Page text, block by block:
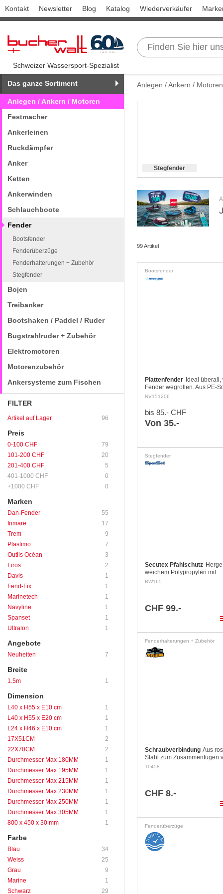
Kontakt Newsletter Blog Katalog Wiederverkäufer
Schweizer Wassersport-Spezialist
Das ganze Sortiment
Anlegen / Ankern / Motoren
Festmacher
Ankerleinen
Ruckdämpfer
Anker
Ketten
Ankerwinden
Schlauchboote
Fender
Bootsfender
Fenderüberzüge
Fenderhalterungen + Zubehör
Stegfender
Bojen
Treibanker
Bootshaken / Paddel / Ruder
Bugstrahlruder + Zubehör
Elektromotoren
Motorenzubehör
Ankersysteme zum Fischen
FILTER
Artikel auf Lager 96
Preis
0-100 CHF
79
101-200 CHF
20
201-400 CHF
5
401-1000 CHF
0
+1000 CHF
0
Marken
Dan-Fender
55
Inmare
17
Trem
9
Plastimo
7
Outils Océan
3
Liros
2
Davis
1
Fend-Fix
1
Marinetech
1
Navyline
1
Spanset
1
Ultralon
1
Angebote
Neuheiten 7
Breite
1.5m 1
Dimension
L40 x H55 x E10 cm
1
L40 x H55 x E20 cm
1
L24 x H46 x E10 cm
1
17X51CM
2
22X70CM
2
Durchmesser Max 180MM
1
Durchmesser Max 195MM
1
Durchmesser Max 215MM
1
Durchmesser Max 230MM
1
Durchmesser Max 250MM
1
Durchmesser Max 305MM
1
800 x 450 x 30 mm
1
Farbe
Blau
34
Weiss
25
Grau
9
Marine
1
Schwarz
29
Anlegen / Ankern / Motoren
Stegfender
99 Artikel
Bootsfender
Plattenfender Ideal überall,
Fender wegrollen. Aus PE-
der kein Wasser aufnimmt.
NV151206
bis 85.- CHF
Von 35.-
Stegfender
Secutex Pfahlschutz
weichem Polypropylen mit
Glasfasergewebe-Einlage.
BW165
CHF 99.-
Fenderhalterungen + Zubehör
Schraubverbindung Aus
Stahl zum Zusammenfügen
Fenderkörben.
T0458
CHF 8.-
Fenderüberzüge